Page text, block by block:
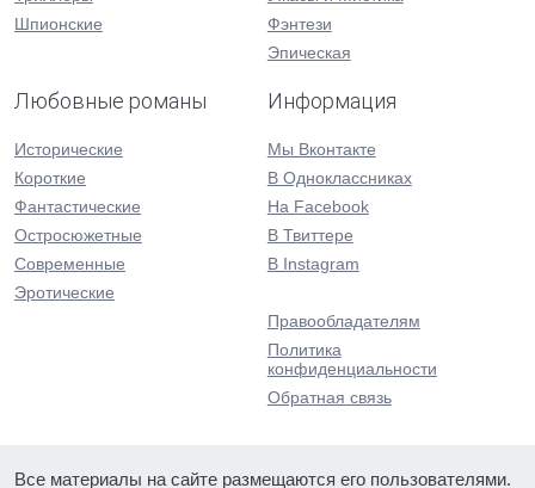
Шпионские
Фэнтези
Эпическая
Любовные романы
Исторические
Короткие
Фантастические
Остросюжетные
Современные
Эротические
Информация
Мы Вконтакте
В Одноклассниках
На Facebook
В Твиттере
В Instagram
Правообладателям
Политика
конфиденциальности
Обратная связь
Все материалы на сайте размещаются его пользователями.